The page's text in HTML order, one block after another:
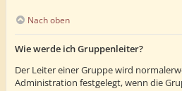
Nach oben
Wie werde ich Gruppenleiter?
Der Leiter einer Gruppe wird
Administration festgelegt, wenn die